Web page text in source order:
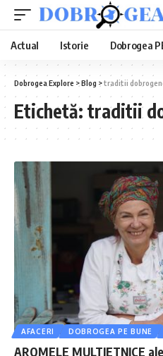
Actual Istorie Dobrogea
Dobrogea Explore >Blog >traditii
Etichetă: traditii
AFACERI DOBROGEA PE BUNE
AROMELE MULTIETNICE